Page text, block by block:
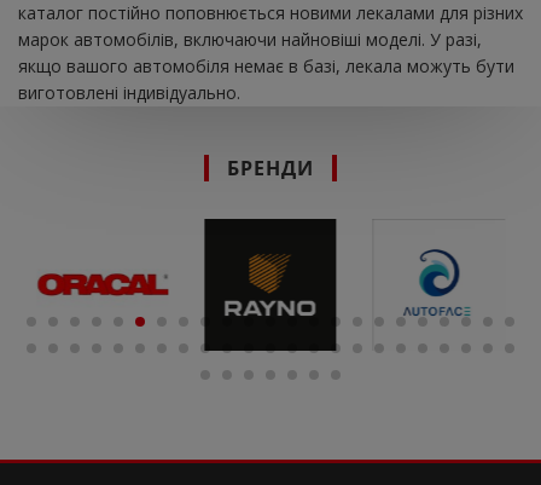
каталог постійно поповнюється новими лекалами для різних
марок автомобілів, включаючи найновіші моделі. У разі,
якщо вашого автомобіля немає в базі, лекала можуть бути
виготовлені індивідуально.
БРЕНДИ